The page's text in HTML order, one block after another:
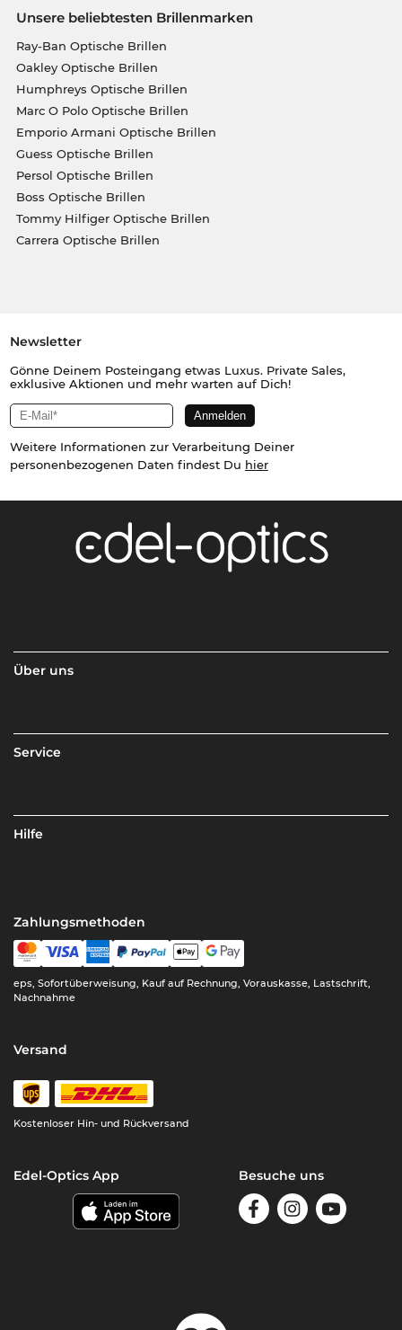
Unsere beliebtesten Brillenmarken
Ray-Ban Optische Brillen
Oakley Optische Brillen
Humphreys Optische Brillen
Marc O Polo Optische Brillen
Emporio Armani Optische Brillen
Guess Optische Brillen
Persol Optische Brillen
Boss Optische Brillen
Tommy Hilfiger Optische Brillen
Carrera Optische Brillen
Newsletter
Gönne Deinem Posteingang etwas Luxus. Private Sales,
exklusive Aktionen und mehr warten auf Dich!
Weitere Informationen zur Verarbeitung Deiner
personenbezogenen Daten findest Du hier
Über uns
Service
Hilfe
Zahlungsmethoden
eps, Sofortüberweisung, Kauf auf Rechnung, Vorauskasse, Lastschrift,
Nachnahme
Versand
Kostenloser Hin- und Rückversand
Edel-Optics App Besuche uns